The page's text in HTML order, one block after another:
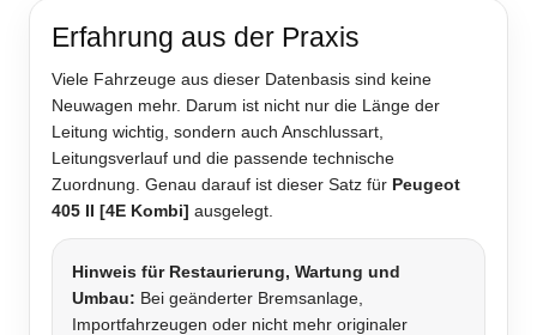
Erfahrung aus der Praxis
Viele Fahrzeuge aus dieser Datenbasis sind keine
Neuwagen mehr. Darum ist nicht nur die Länge der
Leitung wichtig, sondern auch Anschlussart,
Leitungsverlauf und die passende technische
Zuordnung. Genau darauf ist dieser Satz für Peugeot
405 II [4E Kombi] ausgelegt.
Hinweis für Restaurierung, Wartung und
Umbau: Bei geänderter Bremsanlage,
Importfahrzeugen oder nicht mehr originaler